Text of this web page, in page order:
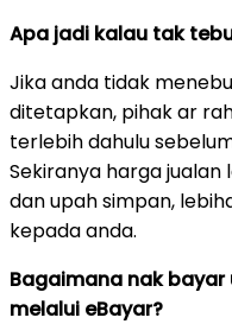
Apa jadi kalau tak
Jika anda tidak
ditetapkan, pihak ar
terlebih dahulu
Sekiranya harga
dan upah simpan,
kepada anda.
Bagaimana nak
melalui eBayar?